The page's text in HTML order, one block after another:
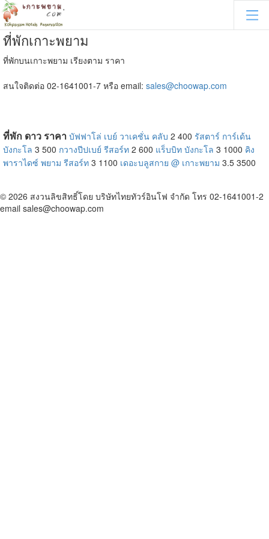
ที่พักเกาะพยาม
ที่พักบนเกาะพยาม เรียงตาม ราคา
สนใจติดต่อ 02-1641001-7 หรือ email: sales@choowap.com
ที่พัก ดาว ราคา บัฟฟาโล่ เบย์ วาเคชั่น คลับ 2 400 รัสตาร์ การ์เด้น
บังกะโล 3 500 กวางปีปเบย์ รีสอร์ท 2 600 แร็บบิท บังกะโล 3 1000 คิง
พาราไดซ์ พยาม รีสอร์ท 3 1100 เดอะบลูสกาย @ เกาะพยาม 3.5 3500
© 2026 สงวนลิขสิทธิ์โดย บริษัทไทยทัวร์อินโฟ จำกัด โทร 02-1641001-2
email sales@choowap.com